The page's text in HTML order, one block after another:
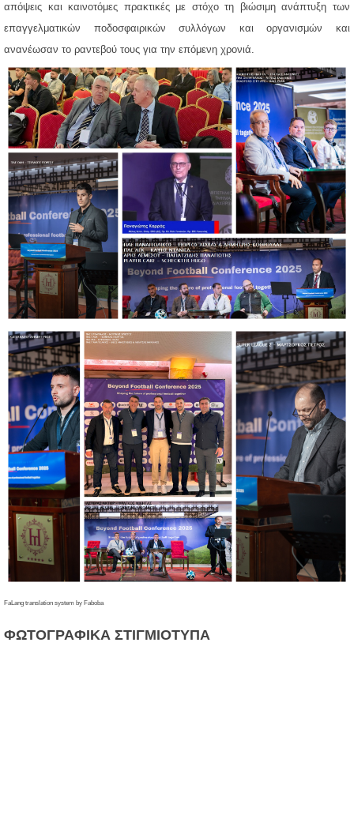
απόψεις και καινοτόμες πρακτικές με στόχο τη βιώσιμη ανάπτυξη των
επαγγελματικών ποδοσφαιρικών συλλόγων και οργανισμών και
ανανέωσαν το ραντεβού τους για την επόμενη χρονιά.
FaLang translation system by Faboba
ΦΩΤΟΓΡΑΦΙΚΑ ΣΤΙΓΜΙΟΤΥΠΑ